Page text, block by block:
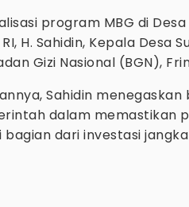
program MBG di
RI, H. Sahidin, Kepala Desa
Gizi Nasional (BGN),
Sahidin
dalam memastikan
bagian dari investasi